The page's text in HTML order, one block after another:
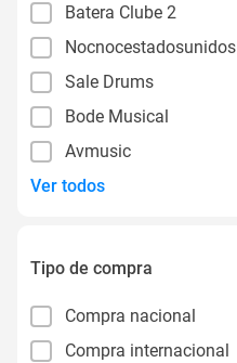
Batera Clube 2
Nocnocestadosunidos
Sale Drums
Bode Musical
Avmusic
Ver todos
Tipo de compra
Compra nacional
Compra internacional